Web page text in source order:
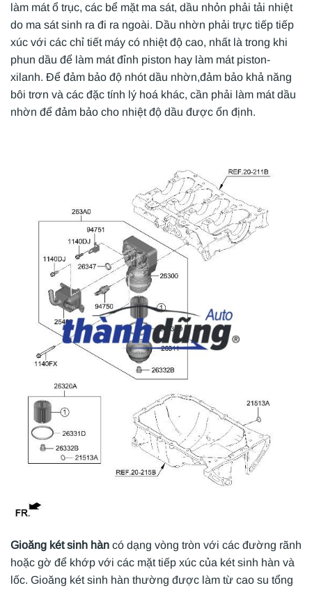
làm mát ổ trục, các bể mặt ma sát, dầu nhỏn phải tải nhiệt
do ma sát sinh ra đi ra ngoài. Dầu nhờn phải trực tiếp tiếp
xúc với các chỉ tiết máy có nhiệt độ cao, nhất là trong khi
phun dầu để làm mát đỉnh piston hay làm mát piston-
xilanh. Để đảm bảo độ nhót dầu nhờn,đảm bảo khả năng
bôi trơn và các đặc tính lý hoá khác, cần phải làm mát dầu
nhờn để đảm bảo cho nhiệt độ dầu được ổn định.
Gioăng két sinh hàn có dạng vòng tròn với các đường rãnh
hoặc gờ để khớp với các mặt tiếp xúc của két sinh hàn và
lốc. Gioăng két sinh hàn thường được làm từ cao su tổng